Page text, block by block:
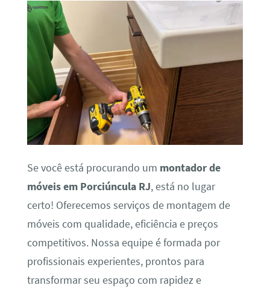
Se você está procurando um montador de
móveis em Porciúncula RJ, está no lugar
certo! Oferecemos serviços de montagem de
móveis com qualidade, eficiência e preços
competitivos. Nossa equipe é formada por
profissionais experientes, prontos para
transformar seu espaço com rapidez e